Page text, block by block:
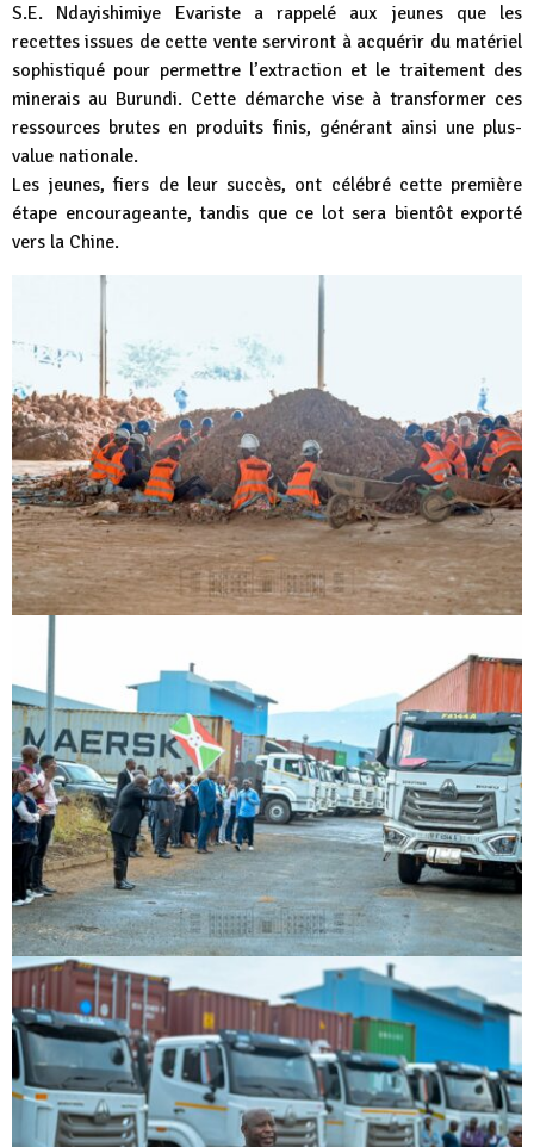
S.E. Ndayishimiye Evariste a rappelé aux jeunes que les
recettes issues de cette vente serviront à acquérir du matériel
sophistiqué pour permettre l’extraction et le traitement des
minerais au Burundi. Cette démarche vise à transformer ces
ressources brutes en produits finis, générant ainsi une plus-
value nationale.
Les jeunes, fiers de leur succès, ont célébré cette première
étape encourageante, tandis que ce lot sera bientôt exporté
vers la Chine.